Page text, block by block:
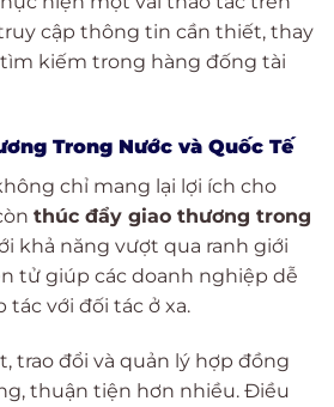
cập thông tin cần thiết, thay
kiếm trong hàng đống tài
Trong Nước và Quốc Tế
chỉ mang lại lợi ích cho
thúc đẩy giao thương trong
khả năng vượt qua ranh giới
tử giúp các doanh nghiệp dễ
với đối tác ở xa.
trao đổi và quản lý hợp đồng
thuận tiện hơn nhiều. Điều